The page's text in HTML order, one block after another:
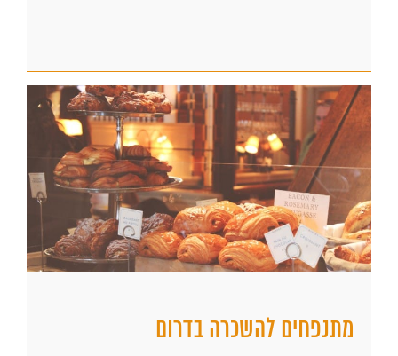
מתנפחים להשכרה בדרום